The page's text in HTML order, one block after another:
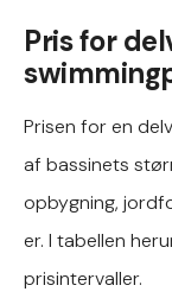
Pris for
Prisen for en
af bassinets
opbygning,
er. I tabellen
prisintervaller.